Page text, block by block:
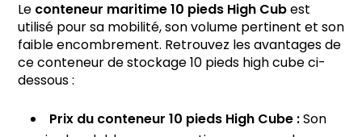
Leconteneur maritime 10 pieds High Cubest
utilisé pour sa mobilité, son volume pertinent et son
faible encombrement. Retrouvez les avantages de
ce conteneur de stockage 10 pieds high cube ci-
dessous :
Prix du conteneur 10 pieds High Cube :Son